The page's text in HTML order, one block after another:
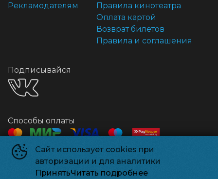
Сайт использует cookies при
авторизации и для аналитики
ПринятьЧитать подробнее
Рекламодателям
Правила кинотеатра
Оплата картой
Возврат билетов
Правила и соглашения
Подписывайся
Способы оплаты
Контакты
+7 918 541-18-18